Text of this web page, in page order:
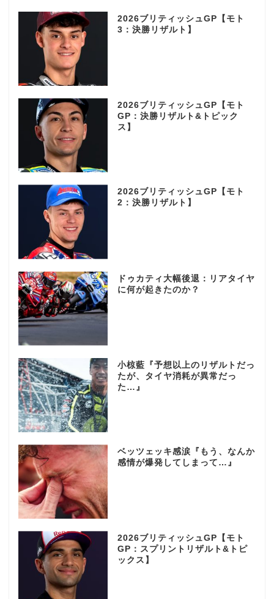
2026ブリティッシュGP【モト
3：決勝リザルト】
2026ブリティッシュGP【モト
GP：決勝リザルト&トピック
ス】
2026ブリティッシュGP【モト
2：決勝リザルト】
ドゥカティ大幅後退：リアタイヤ
に何が起きたのか？
小椋藍『予想以上のリザルトだっ
たが、タイヤ消耗が異常だっ
た…』
ベッツェッキ感涙『もう、なんか
感情が爆発してしまって…』
2026ブリティッシュGP【モト
GP：スプリントリザルト&トピ
ックス】